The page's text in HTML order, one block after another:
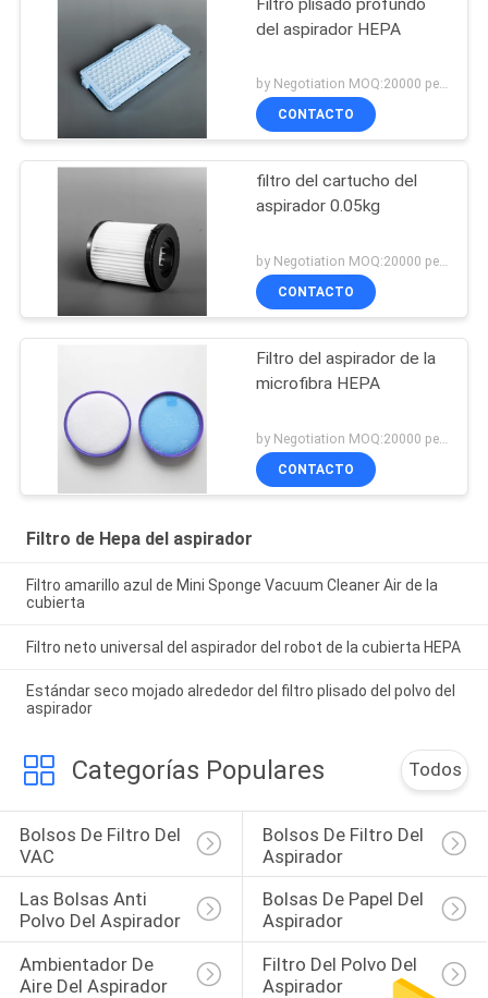
Filtro plisado profundo
del aspirador HEPA
by Negotiation MOQ:20000 pedazos/pedazos
CONTACTO
filtro del cartucho del
aspirador 0.05kg
by Negotiation MOQ:20000 pedazos/pedazos
CONTACTO
Filtro del aspirador de la
microfibra HEPA
CONTACTO
Filtro de Hepa del aspirador
Filtro amarillo azul de Mini Sponge Vacuum Cleaner Air de la
cubierta
Filtro neto universal del aspirador del robot de la cubierta HEPA
Estándar seco mojado alrededor del filtro plisado del polvo del
aspirador
Categorías Populares Todos
Bolsos De Filtro Del
VAC
Bolsos De Filtro Del
Aspirador
Las Bolsas Anti
Polvo Del Aspirador
Bolsas De Papel Del
Aspirador
Ambientador De
Aire Del Aspirador
Filtro Del Polvo Del
Aspirador